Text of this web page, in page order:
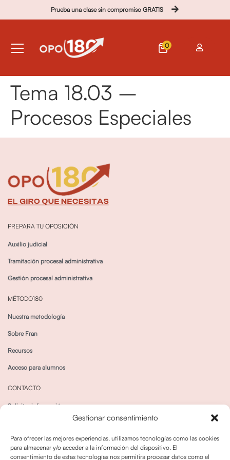
Gestionar consentimiento
Para ofrecer las mejores experiencias, utilizamos tecnologías como las cookies
para almacenar y/o acceder a la información del dispositivo. El
consentimiento de estas tecnologías nos permitirá procesar datos como el
Prueba una clase sin compromiso GRATIS
0
Tema 18.03 –
Procesos Especiales
PREPARA TU OPOSICIÓN
Auxilio judicial
Tramitación procesal administrativa
Gestión procesal administrativa
MÉTODO180
Nuestra metodología
Sobre Fran
Recursos
Acceso para alumnos
CONTACTO
Solicitar información